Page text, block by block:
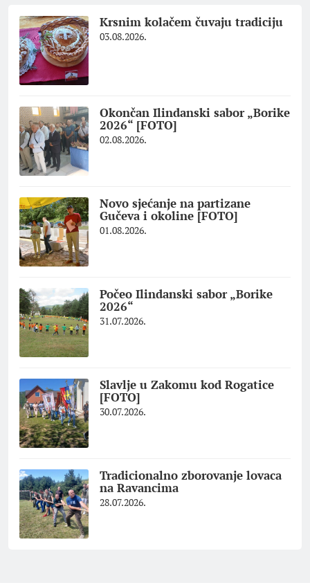
Krsnim kolačem čuvaju tradiciju
03.08.2026.
Okončan Ilindanski sabor „Borike
2026“ [FOTO]
02.08.2026.
Novo sjećanje na partizane
Gučeva i okoline [FOTO]
01.08.2026.
Počeo Ilindanski sabor „Borike
2026“
31.07.2026.
Slavlje u Zakomu kod Rogatice
[FOTO]
30.07.2026.
Tradicionalno zborovanje lovaca
na Ravancima
28.07.2026.